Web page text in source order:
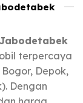
terpercaya
Depok,
Dengan